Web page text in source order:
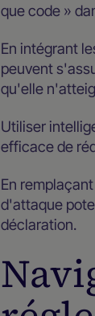
que code »
En intégrant
peuvent
qu'elle
Utiliser
efficace de
En
d'attaque
déclaration.